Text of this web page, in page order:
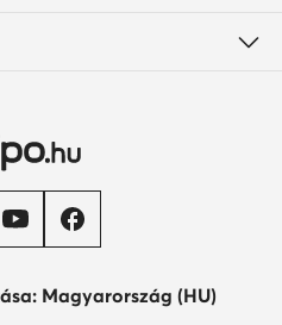
Magyarország (HU)